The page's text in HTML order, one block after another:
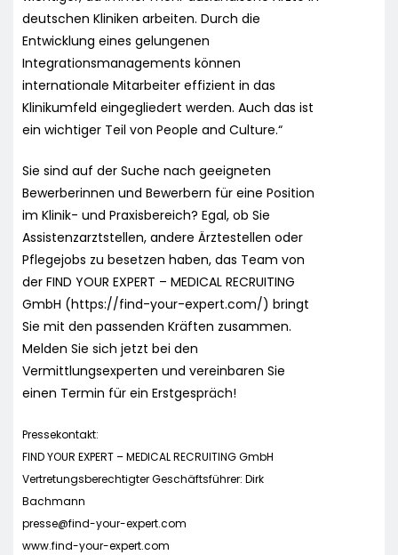
deutschen Kliniken arbeiten. Durch die
Entwicklung eines gelungenen
Integrationsmanagements können
internationale Mitarbeiter effizient in das
Klinikumfeld eingegliedert werden. Auch das ist
ein wichtiger Teil von People and Culture.“
Sie sind auf der Suche nach geeigneten
Bewerberinnen und Bewerbern für eine Position
im Klinik- und Praxisbereich? Egal, ob Sie
Assistenzarztstellen, andere Ärztestellen oder
Pflegejobs zu besetzen haben, das Team von
der FIND YOUR EXPERT – MEDICAL RECRUITING
GmbH (https://find-your-expert.com/) bringt
Sie mit den passenden Kräften zusammen.
Melden Sie sich jetzt bei den
Vermittlungsexperten und vereinbaren Sie
einen Termin für ein Erstgespräch!
Pressekontakt:
FIND YOUR EXPERT – MEDICAL RECRUITING GmbH
Vertretungsberechtigter Geschäftsführer: Dirk
Bachmann
presse@find-your-expert.com
www.find-your-expert.com